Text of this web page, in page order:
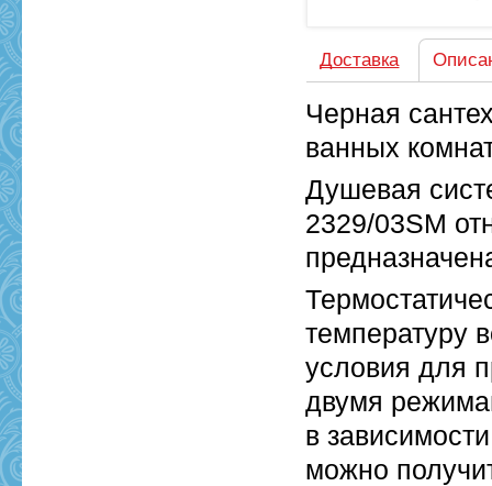
Доставка
Черная
ванных
Душевая
2329/03SM
температуру
условия для
двумя
в
можно